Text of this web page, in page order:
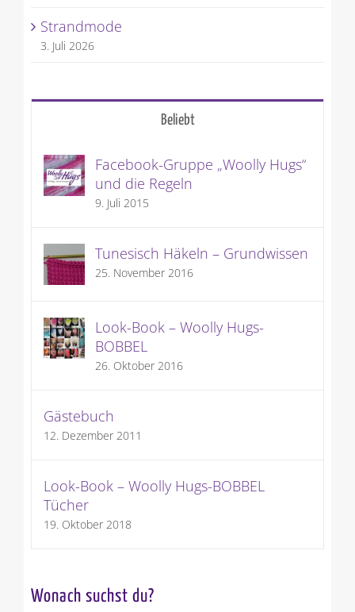
Strandmode
3. Juli 2026
Beliebt
Facebook-Gruppe „Woolly Hugs“
und die Regeln
9. Juli 2015
Tunesisch Häkeln – Grundwissen
25. November 2016
Look-Book – Woolly Hugs-
BOBBEL
26. Oktober 2016
Gästebuch
12. Dezember 2011
Look-Book – Woolly Hugs-BOBBEL
Tücher
19. Oktober 2018
Wonach suchst du?